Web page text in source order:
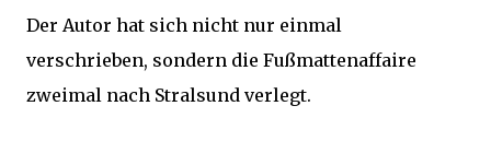
Der Autor hat sich nicht nur einmal
verschrieben, sondern die Fußmattenaffaire
zweimal nach Stralsund verlegt.